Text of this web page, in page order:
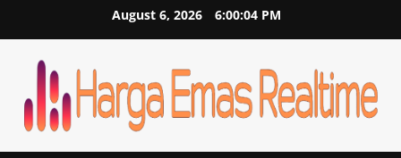
August 6, 2026 6:00:04 PM